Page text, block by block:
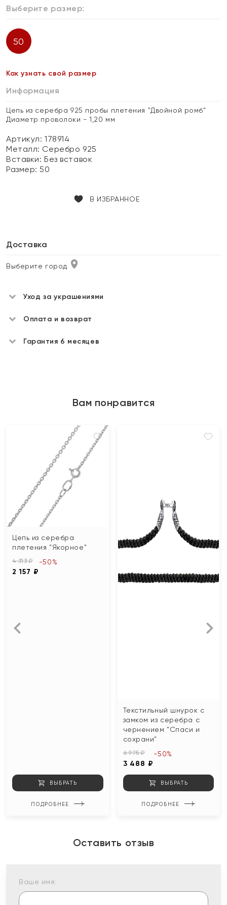
Выберите размер:
50
Как узнать свой размер
Информация
Цепь из серебра 925 пробы плетения "Двойной ромб"
Диаметр проволоки - 1,20 мм
Артикул: 178914
Металл: Серебро 925
Вставки:Без вставок
Размер:50
В ИЗБРАННОЕ
Доставка
Выберите город
Уход за украшениями
Оплата и возврат
Гарантия 6 месяцев
Вам понравится
Цепь из серебра
плетения "Якорное"
4 313 ₽
2 157 ₽
-50%
ВЫБРАТЬ
ПОДРОБНЕЕ
Текстильный шнурок с
замком из серебра с
чернением "Спаси и
сохрани"
6 975 ₽
3 488 ₽
-50%
ВЫБРАТЬ
ПОДРОБНЕЕ
Оставить отзыв
Ваше имя: